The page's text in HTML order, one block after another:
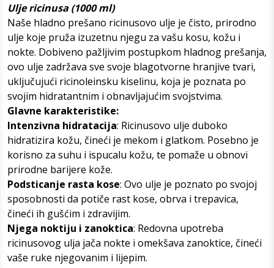
Ulje ricinusa (1000 ml)
Naše hladno prešano ricinusovo ulje je čisto, prirodno
ulje koje pruža izuzetnu njegu za vašu kosu, kožu i
nokte. Dobiveno pažljivim postupkom hladnog prešanja,
ovo ulje zadržava sve svoje blagotvorne hranjive tvari,
uključujući ricinoleinsku kiselinu, koja je poznata po
svojim hidratantnim i obnavljajućim svojstvima.
Glavne karakteristike:
Intenzivna hidratacija: Ricinusovo ulje duboko
hidratizira kožu, čineći je mekom i glatkom. Posebno je
korisno za suhu i ispucalu kožu, te pomaže u obnovi
prirodne barijere kože.
Podsticanje rasta kose: Ovo ulje je poznato po svojoj
sposobnosti da potiče rast kose, obrva i trepavica,
čineći ih gušćim i zdravijim.
Njega noktiju i zanoktica: Redovna upotreba
ricinusovog ulja jača nokte i omekšava zanoktice, čineći
vaše ruke njegovanim i lijepim.